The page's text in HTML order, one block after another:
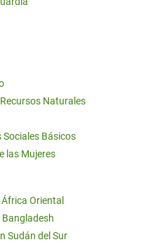
Naturales
Sociales Básicos
las Mujeres
Oriental
Bangladesh
Sudán del Sur